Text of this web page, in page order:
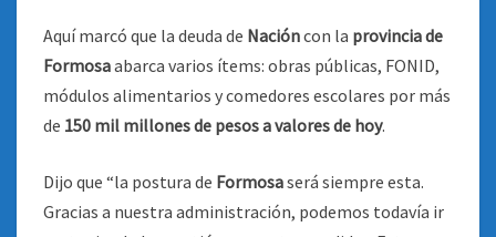
Aquí marcó que la deuda de Nacióncon la provincia de
Formosaabarca varios ítems: obras públicas, FONID,
módulos alimentarios y comedores escolares por más
de 150 mil millones de pesos a valores de hoy.
Dijo que “la postura de Formosaserá siempre esta.
Gracias a nuestra administración, podemos todavía ir